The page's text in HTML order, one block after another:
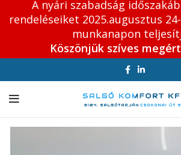
A nyári szabadság
rendeléseiket 2025.augusztus
munkanapon
Köszönjük szíves